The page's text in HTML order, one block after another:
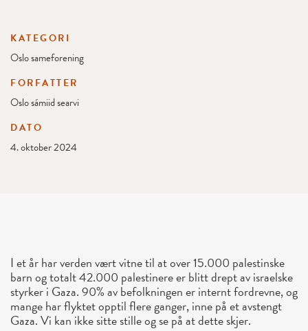
KATEGORI
Oslo sameforening
FORFATTER
Oslo sámiid searvi
DATO
4. oktober 2024
I et år har verden vært vitne til at over 15.000 palestinske
barn og totalt 42.000 palestinere er blitt drept av israelske
styrker i Gaza. 90% av befolkningen er internt fordrevne, og
mange har flyktet opptil flere ganger, inne på et avstengt
Gaza. Vi kan ikke sitte stille og se på at dette skjer.